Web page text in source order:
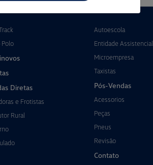
Polo
Diretas
e Frotistas
Rural
Autoescola
Entidade Assistencial
Microempresa
Taxistas
Pós-Vendas
Acessorios
Peças
Pneus
Revisão
Contato